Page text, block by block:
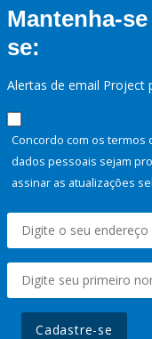
Mantenha-
se:
Alertas de email Project
Concordo com os termos
dados pessoais sejam
assinar as atualizações
Cadastre-se